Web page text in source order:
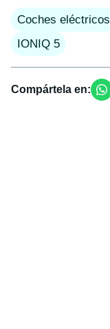
Coches eléctricos
IONIQ 5
Compártela en: